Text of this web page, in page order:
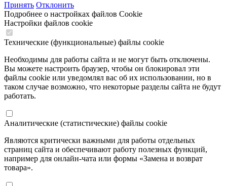
Принять Отклонить
Подробнее о настройках файлов Cookie
Настройки файлов cookie
Технические (функциональные) файлы cookie
Необходимы для работы сайта и не могут быть отключены.
Вы можете настроить браузер, чтобы он блокировал эти
файлы cookie или уведомлял вас об их использовании, но в
таком случае возможно, что некоторые разделы сайта не будут
работать.
Аналитические (статистические) файлы cookie
Являются критически важными для работы отдельных
страниц сайта и обеспечивают работу полезных функций,
например для онлайн-чата или формы «Замена и возврат
товара».